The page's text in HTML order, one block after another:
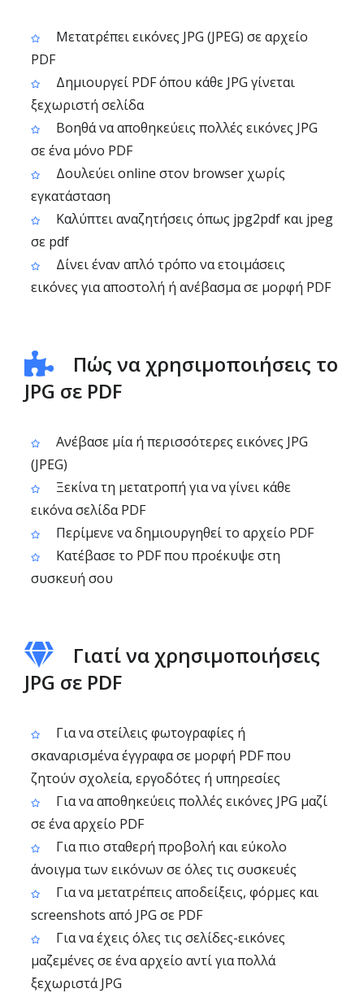
Μετατρέπει εικόνες JPG (JPEG) σε αρχείο
PDF
Δημιουργεί PDF όπου κάθε JPG γίνεται
ξεχωριστή σελίδα
Βοηθά να αποθηκεύεις πολλές εικόνες JPG
σε ένα μόνο PDF
Δουλεύει online στον browser χωρίς
εγκατάσταση
Καλύπτει αναζητήσεις όπως jpg2pdf και jpeg
σε pdf
Δίνει έναν απλό τρόπο να ετοιμάσεις
εικόνες για αποστολή ή ανέβασμα σε μορφή PDF
Πώς να χρησιμοποιήσεις το
JPG σε PDF
Ανέβασε μία ή περισσότερες εικόνες JPG
(JPEG)
Ξεκίνα τη μετατροπή για να γίνει κάθε
εικόνα σελίδα PDF
Περίμενε να δημιουργηθεί το αρχείο PDF
Κατέβασε το PDF που προέκυψε στη
συσκευή σου
Γιατί να χρησιμοποιήσεις
JPG σε PDF
Για να στείλεις φωτογραφίες ή
σκαναρισμένα έγγραφα σε μορφή PDF που
ζητούν σχολεία, εργοδότες ή υπηρεσίες
Για να αποθηκεύεις πολλές εικόνες JPG μαζί
σε ένα αρχείο PDF
Για πιο σταθερή προβολή και εύκολο
άνοιγμα των εικόνων σε όλες τις συσκευές
Για να μετατρέπεις αποδείξεις, φόρμες και
screenshots από JPG σε PDF
Για να έχεις όλες τις σελίδες-εικόνες
μαζεμένες σε ένα αρχείο αντί για πολλά
ξεχωριστά JPG